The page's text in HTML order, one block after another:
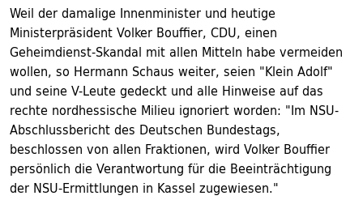
Weil der damalige Innenminister und heutige
Ministerpräsident Volker Bouffier, CDU, einen
Geheimdienst-Skandal mit allen Mitteln habe vermeiden
wollen, so Hermann Schaus weiter, seien "Klein Adolf"
und seine V-Leute gedeckt und alle Hinweise auf das
rechte nordhessische Milieu ignoriert worden: "Im NSU-
Abschlussbericht des Deutschen Bundestags,
beschlossen von allen Fraktionen, wird Volker Bouffier
persönlich die Verantwortung für die Beeinträchtigung
der NSU-Ermittlungen in Kassel zugewiesen."